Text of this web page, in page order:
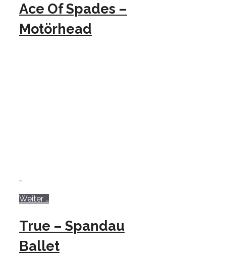
Ace Of Spades –
Motörhead
…
Weiter …
True – Spandau
Ballet